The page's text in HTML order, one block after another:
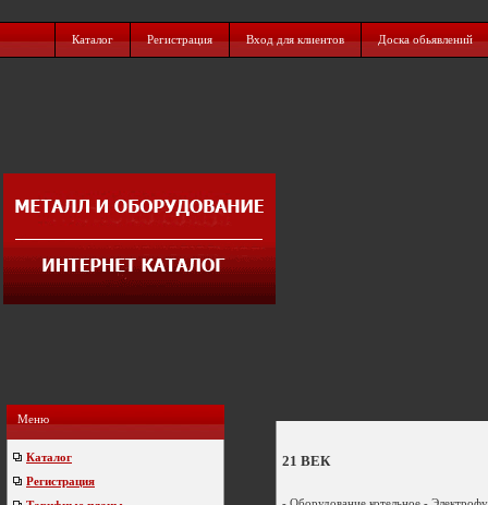
Каталог Регистрация Вход для клиентов Доска обьявлений
Меню
Каталог
Регистрация
21 ВЕК